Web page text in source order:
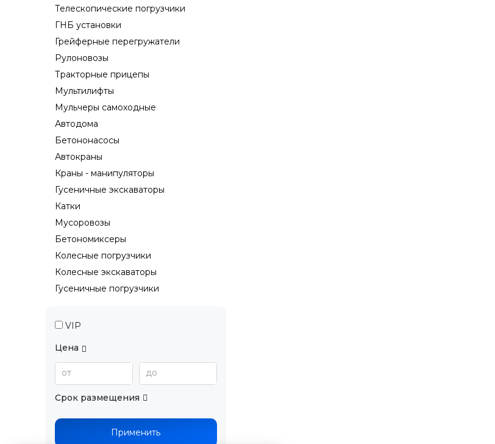
Телескопические погрузчики
ГНБ установки
Грейферные перегружатели
Рулоновозы
Тракторные прицепы
Мультилифты
Мульчеры самоходные
Автодома
Бетононасосы
Автокраны
Краны - манипуляторы
Гусеничные экскаваторы
Катки
Мусоровозы
Бетономиксеры
Колесные погрузчики
Колесные экскаваторы
Гусеничные погрузчики
VIP
Цена
от до
Срок размещения
Применить